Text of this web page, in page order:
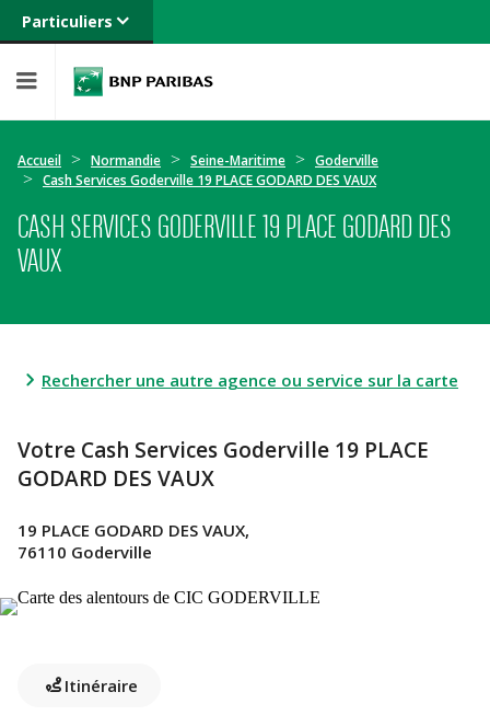
Particuliers
Banque privée
Entreprises
Accueil Normandie Seine-Maritime
Goderville
Cash Services Goderville 19 PLACE GODARD DES VAUX
CASH SERVICES GODERVILLE 19 PLACE GODARD DES
VAUX
Rechercher une autre agence ou service sur la carte
Votre Cash Services Goderville 19 PLACE
GODARD DES VAUX
19 PLACE GODARD DES VAUX,
76110 Goderville
Itinéraire